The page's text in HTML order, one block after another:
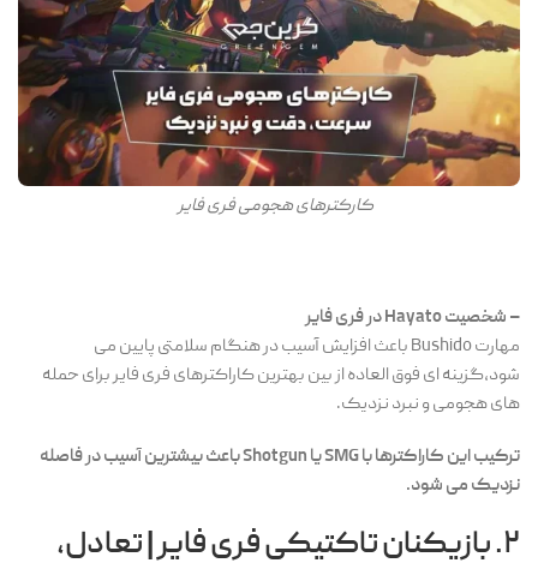
کارکترهای هجومی فری فایر
– شخصیت Hayato در فری فایر
مهارت Bushido باعث افزایش آسیب در هنگام سلامتی پایین می
شود،گزینه ای فوق العاده از بین بهترین کاراکترهای فری فایر برای حمله
های هجومی و نبرد نزدیک.
ترکیب این کاراکترها با SMG یا Shotgun باعث بیشترین آسیب در فاصله
نزدیک می شود.
۲. بازیکنان تاکتیکی فری فایر | تعادل،